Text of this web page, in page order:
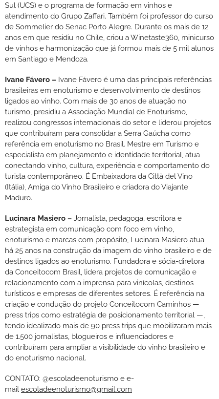
Sul (UCS) e o programa de formação em vinhos e
atendimento do Grupo Zaffari. Também foi professor do curso
de Sommelier do Senac Porto Alegre. Durante os mais de 12
anos em que residiu no Chile, criou a Winetaste360, minicurso
de vinhos e harmonização que já formou mais de 5 mil alunos
em Santiago e Mendoza.
Ivane Fávero – Ivane Fávero é uma das principais referências
brasileiras em enoturismo e desenvolvimento de destinos
ligados ao vinho. Com mais de 30 anos de atuação no
turismo, presidiu a Associação Mundial de Enoturismo,
realizou congressos internacionais do setor e liderou projetos
que contribuíram para consolidar a Serra Gaúcha como
referência em enoturismo no Brasil. Mestre em Turismo e
especialista em planejamento e identidade territorial, atua
conectando vinho, cultura, experiência e comportamento do
turista contemporâneo. É Embaixadora da Città del Vino
(Itália), Amiga do Vinho Brasileiro e criadora do Viajante
Maduro.
Lucinara Masiero – Jornalista, pedagoga, escritora e
estrategista em comunicação com foco em vinho,
enoturismo e marcas com propósito, Lucinara Masiero atua
há 25 anos na construção da imagem do vinho brasileiro e de
destinos ligados ao enoturismo. Fundadora e sócia-diretora
da Conceitocom Brasil, lidera projetos de comunicação e
relacionamento com a imprensa para vinícolas, destinos
turísticos e empresas de diferentes setores. É referência na
criação e condução do projeto Conceitocom Caminhos —
press trips como estratégia de posicionamento territorial —,
tendo idealizado mais de 90 press trips que mobilizaram mais
de 1.500 jornalistas, blogueiros e influenciadores e
contribuíram para ampliar a visibilidade do vinho brasileiro e
do enoturismo nacional.
CONTATO: @escoladeenoturismo e e-
mail escoladeenoturismo@gmail.com